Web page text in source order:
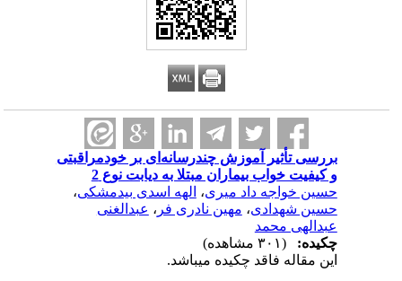
بررسی تأثیر آموزش چندرسانه‌ای بر خودمراقبتی
و کیفیت خواب بیماران مبتلا به دیابت نوع 2
حسین خواجه داد میری،الهه اسدی بیدمشکی،
حسین شهدادی،مهین نادری فر، عبدالغنی
عبدالهی محمد
چکیده:
این مقاله فاقد چکیده می​باشد.